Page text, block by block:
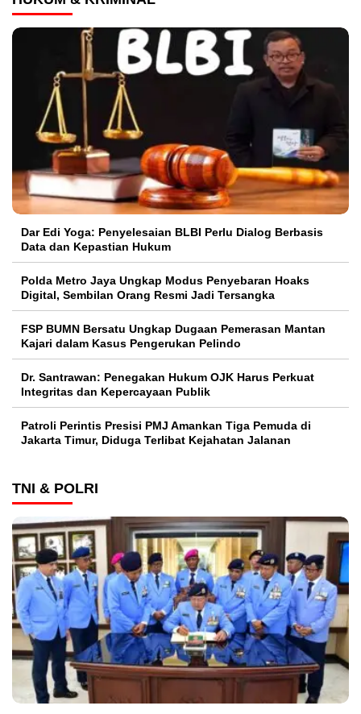
Dar Edi Yoga: Penyelesaian BLBI Perlu Dialog Berbasis
Data dan Kepastian Hukum
Polda Metro Jaya Ungkap Modus Penyebaran Hoaks
Digital, Sembilan Orang Resmi Jadi Tersangka
FSP BUMN Bersatu Ungkap Dugaan Pemerasan Mantan
Kajari dalam Kasus Pengerukan Pelindo
Dr. Santrawan: Penegakan Hukum OJK Harus Perkuat
Integritas dan Kepercayaan Publik
Patroli Perintis Presisi PMJ Amankan Tiga Pemuda di
Jakarta Timur, Diduga Terlibat Kejahatan Jalanan
TNI & POLRI